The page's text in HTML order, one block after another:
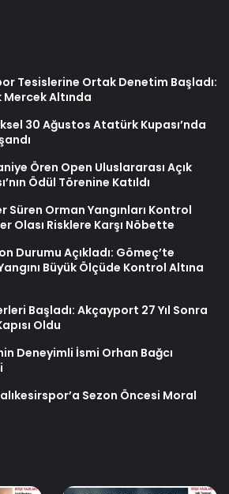
Tesislerine Ortak Denetim Başladı:
Mercek Altında
30 Ağustos Atatürk Kupası’nda
Ören Open Uluslararası Açık
Ödül Törenine Katıldı
Süren Orman Yangınları Kontrol
Olası Risklere Karşı Nöbette
Durumu Açıkladı: Gömeç’te
Büyük Ölçüde Kontrol Altına
Başladı: Akçayport 27 Yıl Sonra
Oldu
Deneyimli İsmi Orhan Bağcı
Sezon Öncesi Moral